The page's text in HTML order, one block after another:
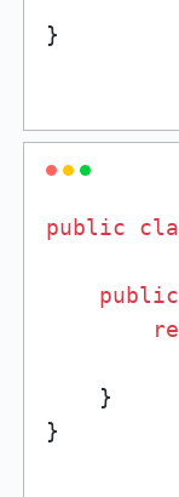
public
public
    }